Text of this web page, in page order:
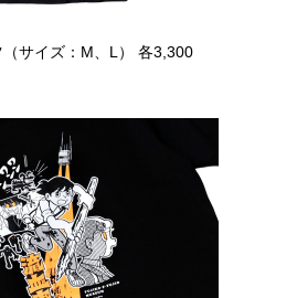
（サイズ：M、L） 各3,300